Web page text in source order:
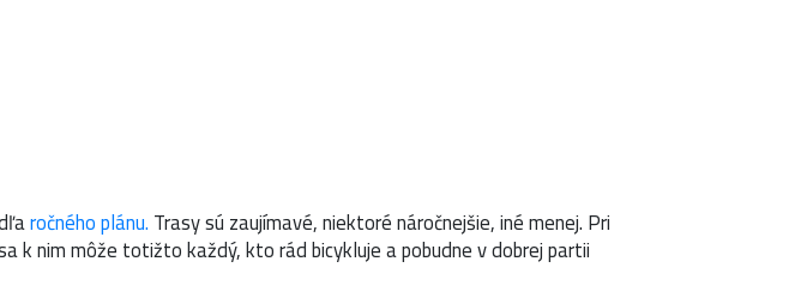
ročného plánu.Trasy sú zaujímavé, niektoré náročnejšie, iné menej. Pri
k nim môže totižto každý, kto rád bicykluje a pobudne v dobrej partii